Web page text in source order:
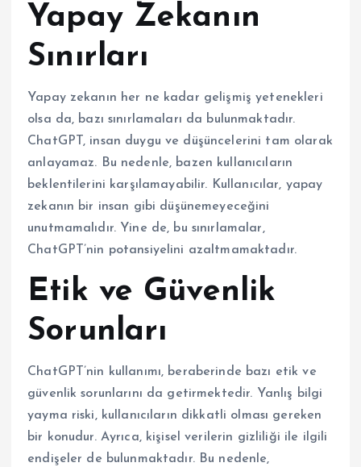
Yapay Zekanın
Sınırları
Yapay zekanın her ne kadar gelişmiş yetenekleri
olsa da, bazı sınırlamaları da bulunmaktadır.
ChatGPT, insan duygu ve düşüncelerini tam olarak
anlayamaz. Bu nedenle, bazen kullanıcıların
beklentilerini karşılamayabilir. Kullanıcılar, yapay
zekanın bir insan gibi düşünemeyeceğini
unutmamalıdır. Yine de, bu sınırlamalar,
ChatGPT’nin potansiyelini azaltmamaktadır.
Etik ve Güvenlik
Sorunları
ChatGPT’nin kullanımı, beraberinde bazı etik ve
güvenlik sorunlarını da getirmektedir. Yanlış bilgi
yayma riski, kullanıcıların dikkatli olması gereken
bir konudur. Ayrıca, kişisel verilerin gizliliği ile ilgili
endişeler de bulunmaktadır. Bu nedenle,